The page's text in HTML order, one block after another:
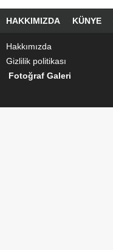
HAKKIMIZDA KÜNYE
Hakkımızda
Gizlilik politikası
Fotoğraf Galeri